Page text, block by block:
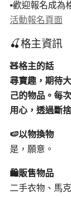
▪︎歡迎報名成為
活動報名頁面
🍒格主資訊
🧸格主的話
尋寶趣，期待
己的物品。每
用心，透過斷
🍉以物換物
是，願意。
🛍️販售物品
二手衣物、馬